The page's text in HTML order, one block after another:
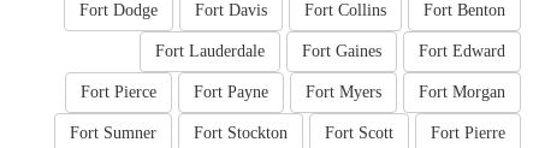
Fort Benton
Fort Collins
Fort Davis
Fort Dodge
Fort Edward
Fort Gaines
Fort Lauderdale
Fort Morgan
Fort Myers
Fort Payne
Fort Pierce
Fort Pierre
Fort Scott
Fort Stockton
Fort Sumner